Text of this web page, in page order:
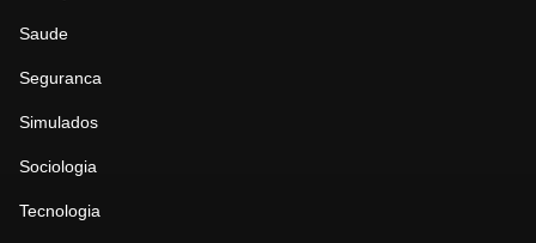
Saude
Seguranca
Simulados
Sociologia
Tecnologia